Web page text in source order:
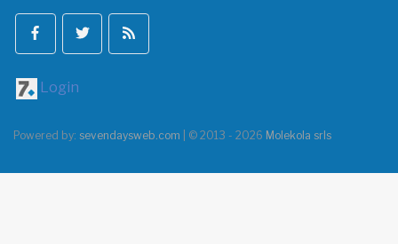
Login
Powered by: sevendaysweb.com | © 2013 - 2026 Molekola srls